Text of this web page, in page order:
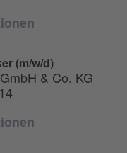
(m/w/d)
& Co. KG